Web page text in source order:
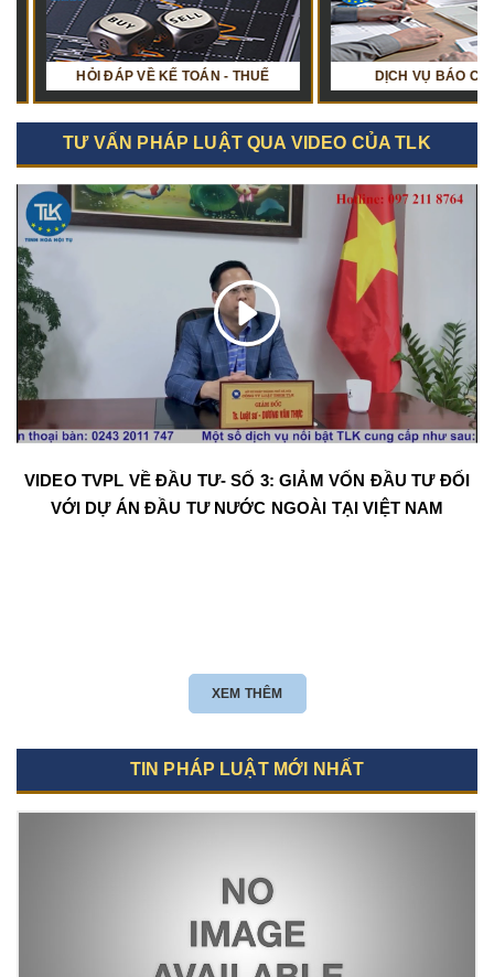
BÁO CÁO TÀI CHÍNH HỎI ĐÁP VỀ KẾ TOÁN - THUẾ
TƯ VẤN PHÁP LUẬT QUA VIDEO CỦA TLK
VIDEO TVPL VỀ ĐẦU TƯ- SỐ 3: GIẢM VỐN ĐẦU TƯ ĐỐI
VỚI DỰ ÁN ĐẦU TƯ NƯỚC NGOÀI TẠI VIỆT NAM
XEM THÊM
TIN PHÁP LUẬT MỚI NHẤT